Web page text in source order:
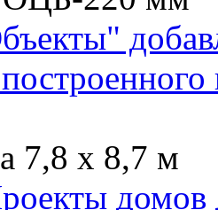
7,8 х 8,7 м
домов